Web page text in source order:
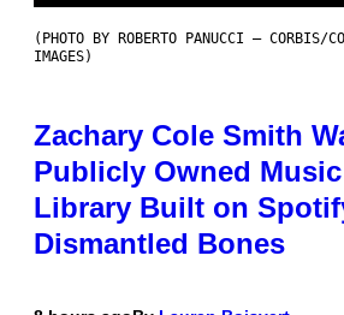
(PHOTO BY ROBERTO PANUCCI – CORBIS/
IMAGES)
Zachary Cole Smith
Publicly Owned
Library Built on
Dismantled Bones